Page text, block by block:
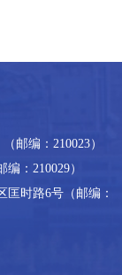
邮编：210023）
：210029）
时路6号（邮编：